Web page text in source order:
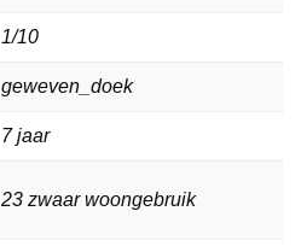
1/10
geweven_doek
7 jaar
23 zwaar woongebruik